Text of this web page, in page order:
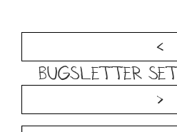
<
Bugsletter
>